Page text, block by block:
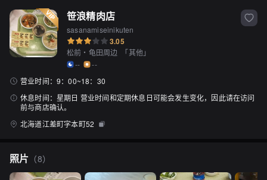
笹浪精肉店
sasanamiseinikuten
3.05
松前・龟田周边 「其他」
--
--
营业时间： 9：00~18：30
休息时间： 星期日 营业时间和定期休息日可能会发生变化，因此请在访问
前与商店确认。
北海道江差町字本町52
照片 （8）